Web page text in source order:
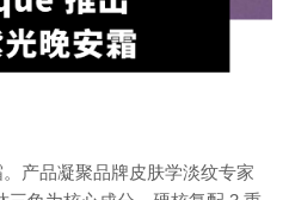
产品凝聚品牌皮肤学淡纹专家